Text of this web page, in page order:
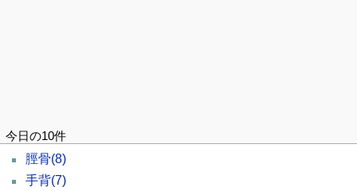
今日の10件
脛骨(8)
手背(7)